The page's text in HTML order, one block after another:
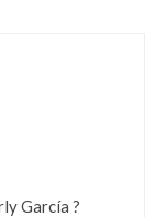
García ?